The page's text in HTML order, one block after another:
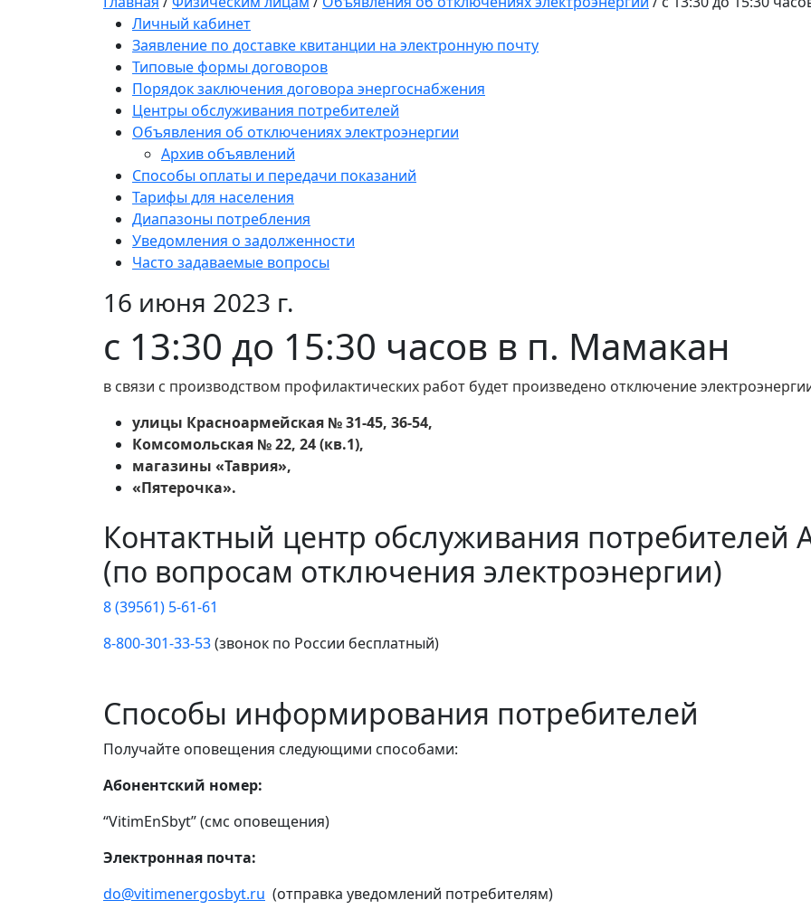
Личный кабинет
Заявление по доставке квитанции на электронную почту
Типовые формы договоров
Порядок заключения договора энергоснабжения
Центры обслуживания потребителей
Объявления об отключениях электроэнергии
Архив объявлений
Способы оплаты и передачи показаний
Тарифы для населения
Диапазоны потребления
Уведомления о задолженности
Часто задаваемые вопросы
16 июня 2023 г.
с 13:30 до 15:30 часов в п. Мамакан
в связи с производством профилактических работ будет произведено отключение
улицы Красноармейская № 31-45, 36-54,
Комсомольская № 22, 24 (кв.1),
магазины «Таврия»,
«Пятерочка».
Контактный центр обслуживания потребителей
(по вопросам отключения электроэнергии)
8 (39561) 5-61-61
8-800-301-33-53(звонок по России бесплатный)
Способы информирования потребителей
Получайте оповещения следующими способами:
Абонентский номер:
“VitimEnSbyt” (смс оповещения)
Электронная почта:
do@vitimenergosbyt.ru (отправка уведомлений потребителям)